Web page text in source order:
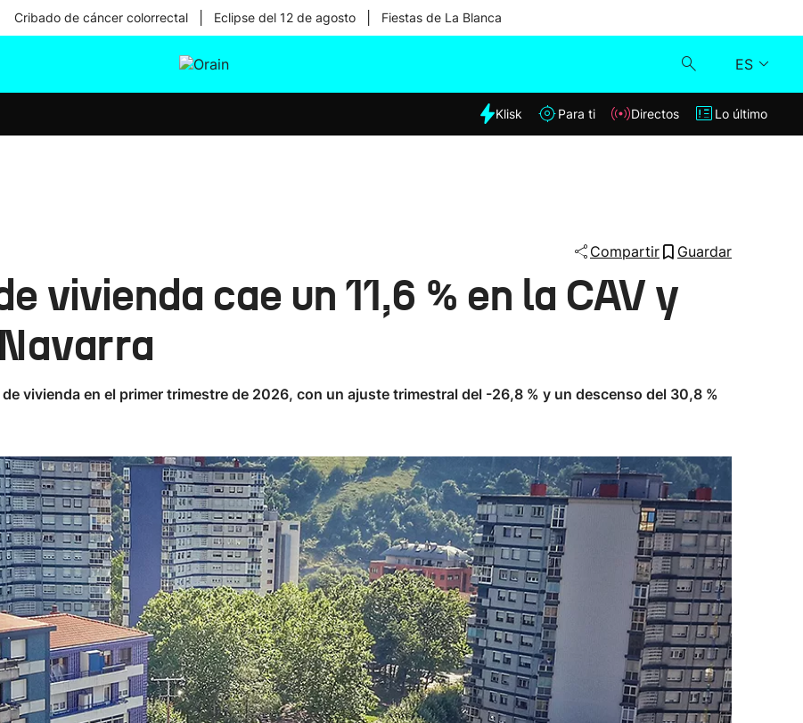
Cribado de cáncer colorrectal Eclipse del 12 de agosto Fiestas de La Blanca
ES
Klisk
Klisk Para ti Directos Lo último
Compartir Guardar
vivienda cae un 11,6 % en la CAV y
vivienda en el primer trimestre de 2026, con un ajuste trimestral del -26,8 % y un descenso del 30,8 %